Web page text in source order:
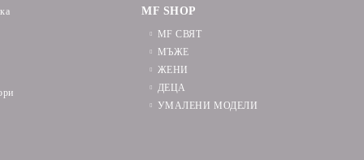
MF SHOP
MF СВЯТ
МЪЖЕ
ЖЕНИ
ДЕЦА
УМАЛЕНИ МОДЕЛИ